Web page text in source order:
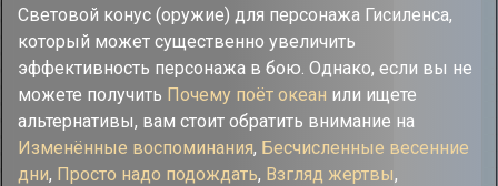
Световой конус (оружие) для персонажа Гисиленса,
который может существенно увеличить
эффективность персонажа в бою. Однако, если вы не
можете получить Почему поёт океан или ищете
альтернативы, вам стоит обратить внимание на
Изменённые воспоминания, Бесчисленные весенние
дни, Просто надо подождать, Взгляд жертвы,